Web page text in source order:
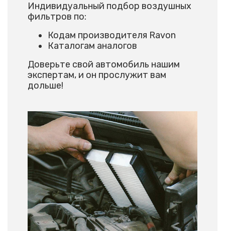
Индивидуальный подбор воздушных
фильтров по:
Кодам производителя Ravon
Каталогам аналогов
Доверьте свой автомобиль нашим
экспертам, и он прослужит вам
дольше!